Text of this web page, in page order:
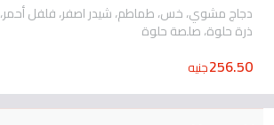
دجاج مشوي، خس، طماطم، شيدر اصفر، فلفل أحمر،
ذرة حلوة، صلصة حلوة
256.50جنيه